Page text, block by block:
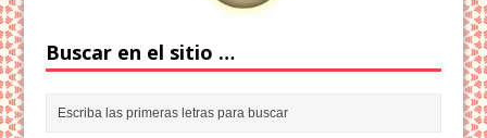
Buscar en el sitio …